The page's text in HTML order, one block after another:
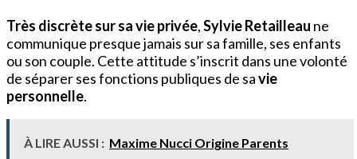
Très discrète sur sa vie privée,Sylvie Retailleau ne
communique presque jamais sur sa famille, ses enfants
ou son couple. Cette attitude s’inscrit dans une volonté
de séparer ses fonctions publiques de savie
personnelle.
À LIRE AUSSI : Maxime Nucci Origine Parents